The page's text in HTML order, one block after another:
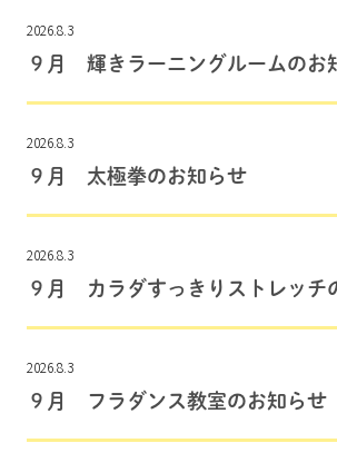
2026.8.3
９月 輝きラーニングルームのお
2026.8.3
９月 太極拳のお知らせ
2026.8.3
９月 カラダすっきりストレッチ
2026.8.3
９月 フラダンス教室のお知らせ